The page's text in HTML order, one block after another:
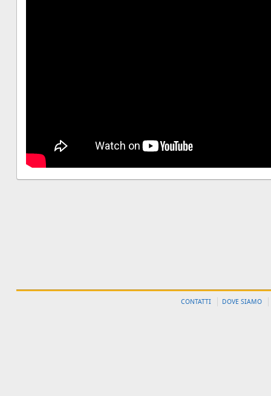
CONTATTI DOVE SIAMO